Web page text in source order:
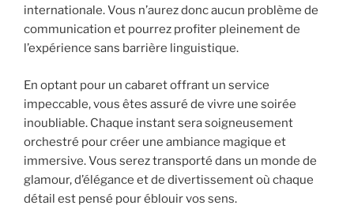
internationale. Vous n’aurez donc aucun problème de
communication et pourrez profiter pleinement de
l’expérience sans barrière linguistique.
En optant pour un cabaret offrant un service
impeccable, vous êtes assuré de vivre une soirée
inoubliable. Chaque instant sera soigneusement
orchestré pour créer une ambiance magique et
immersive. Vous serez transporté dans un monde de
glamour, d’élégance et de divertissement où chaque
détail est pensé pour éblouir vos sens.